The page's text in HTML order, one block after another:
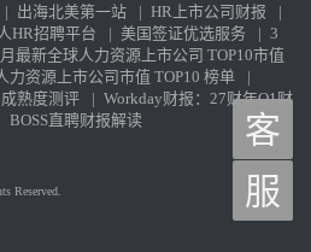
| 出海北美第一站 | HR上市公司财报
|
HR招聘平台 | 美国签证优选服务 | 3
最新全球人力资源上市公司 TOP10市值
力资源上市公司市值 TOP10 榜单
|
熟度测评 | Workday财报：27财年Q1财
BOSS直聘财报解读
Reserved.
客
服